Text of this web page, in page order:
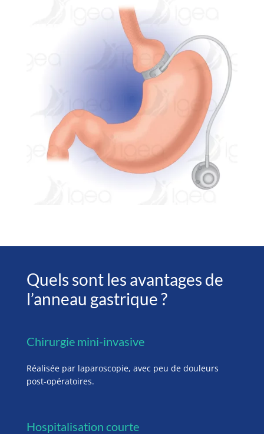
Quels sont les avantages de
l’anneau gastrique ?
Chirurgie mini-invasive
Réalisée par laparoscopie, avec peu de douleurs
post-opératoires.
Hospitalisation courte